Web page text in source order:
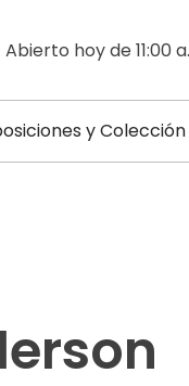
Abierto hoy de 11:00
y Colección